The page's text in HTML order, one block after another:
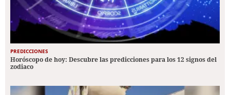
PREDICCIONES
Horóscopo de hoy: Descubre las predicciones para los 12 signos del
zodiaco